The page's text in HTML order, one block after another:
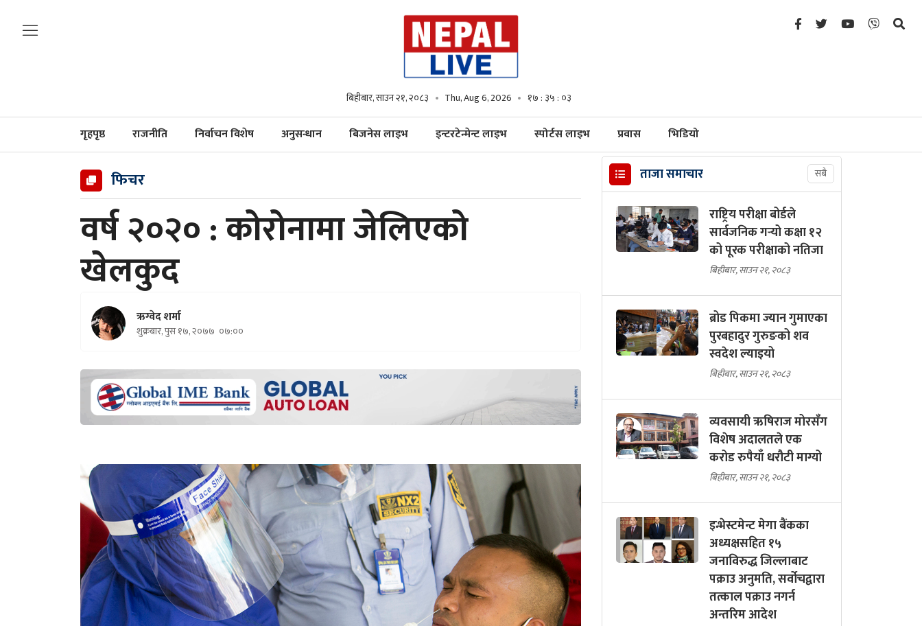
बिहीबार, साउन २१, २०८३ Thu, Aug 6, 2026 १७ : ३५ : ०५
गृहपृष्ठ राजनीति निर्वाचन विशेष अनुसन्धान बिजनेस लाइभ इन्टरटेन्मेन्ट लाइभ स्पोर्टस लाइभ प्रवास भिडियो
फिचर
वर्ष २०२० : कोरोनामा जेलिएको
खेलकुद
ऋग्वेद शर्मा
शुक्रबार, पुस १७, २०७७ ०७:००
ताजा समाचार सबै
राष्ट्रिय परीक्षा बोर्डले
सार्वजनिक गर्‍यो कक्षा १२
को पूरक परीक्षाको नतिजा
बिहीबार, साउन २१, २०८३
ब्रोड पिकमा ज्यान गुमाएका
पुरबहादुर गुरुङको शव
स्वदेश ल्याइयो
बिहीबार, साउन २१, २०८३
व्यवसायी ऋषिराज मोरसँग
विशेष अदालतले एक
करोड रुपैयाँ धरौटी माग्यो
बिहीबार, साउन २१, २०८३
इन्भेस्टमेन्ट मेगा बैंकका
अध्यक्षसहित १५
जनाविरुद्ध जिल्लाबाट
पक्राउ अनुमति, सर्वोचद्वारा
तत्काल पक्राउ नगर्न
अन्तरिम आदेश